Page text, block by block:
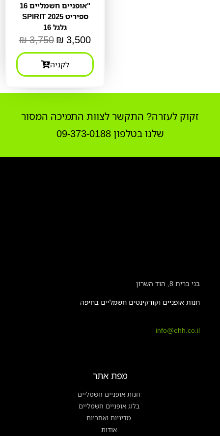
אופניים חשמליים 16"
SPIRIT ספיריט 2025
גלגל 16
3,750
₪ 3,500
₪
לקניה
זקוק לעזרה? התקשר לצוות התמיכה המסור
שלנו בטלפון 09-373-0188
בני ברית 8, הוד השרון
חנות אופניים וקורקינטים חשמליים בחיפה
info@ehh.co.il
מפת אתר
חנות אופניים חשמליים
בלוג אופניים חשמליים
מדיניות ואחריות
אודות